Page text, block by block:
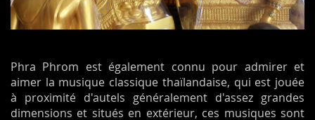
Phra Phrom est également connu pour admirer et
aimer la musique classique thaïlandaise, qui est jouée
à proximité d'autels généralement d'assez grandes
dimensions et situés en extérieur, ces musiques sont